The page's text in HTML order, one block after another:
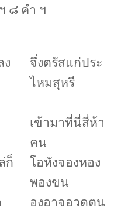
ฯ ๘ คำ ฯ
ง
จึ่งตรัสแก่ประ
ไหมสุหรี
เข้ามาที่นี่สี่ห้า
คน
ก็
โอหังจองหอง
พองขน
องอาจอวดตน